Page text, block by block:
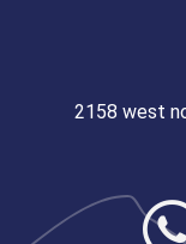
2158 west